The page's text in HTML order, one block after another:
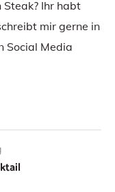
Ihr habt
mir gerne in
Social Media